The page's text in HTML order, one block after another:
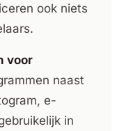
ook niets
voor
naast
e-
in